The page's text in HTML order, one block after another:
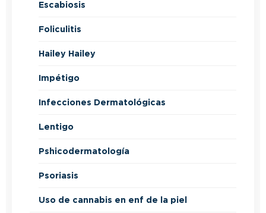
Escabiosis
Foliculitis
Hailey Hailey
Impétigo
Infecciones Dermatológicas
Lentigo
Pshicodermatología
Psoriasis
Uso de cannabis en enf de la piel